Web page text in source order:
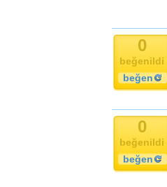
0
beğenildi
beğen
0
beğenildi
beğen